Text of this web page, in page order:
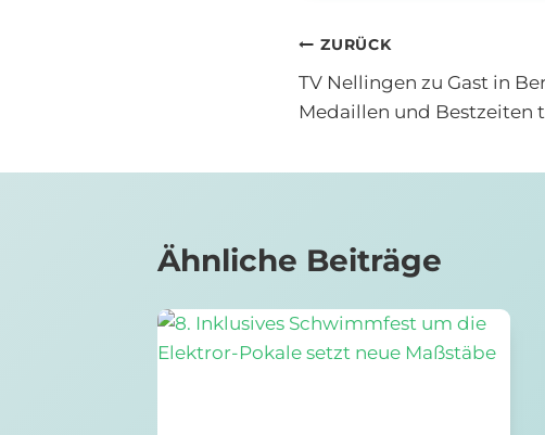
ZURÜCK
TV Nellingen zu Gast in
Medaillen und Bestzeiten
Ähnliche Beiträge